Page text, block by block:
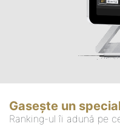
Gasește un
Ranking-ul îi adună pe